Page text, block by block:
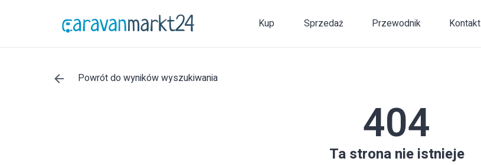
Kup Sprzedaż Przewodnik Kontakt
Powrót do wyników wyszukiwania
404
Ta strona nie istnieje